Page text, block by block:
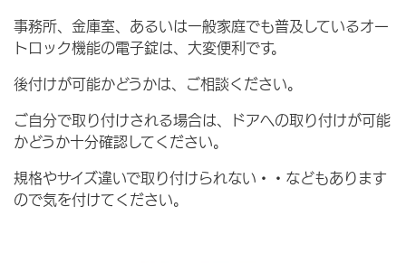
事務所、金庫室、あるいは一般家庭でも普及しているオー
トロック機能の電子錠は、大変便利です。
後付けが可能かどうかは、ご相談ください。
ご自分で取り付けされる場合は、ドアへの取り付けが可能
かどうか十分確認してください。
規格やサイズ違いで取り付けられない・・などもあります
ので気を付けてください。